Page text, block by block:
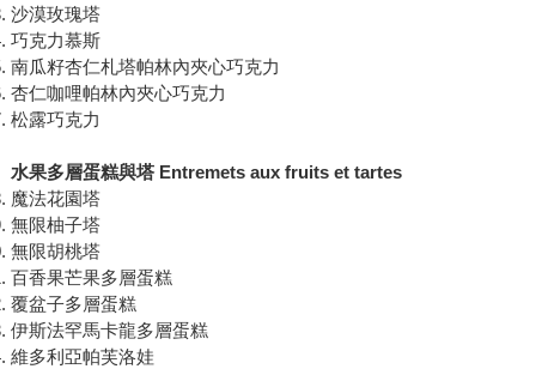
沙漠玫瑰塔
巧克力慕斯
南瓜籽杏仁札塔帕林內夾心巧克力
杏仁咖哩帕林內夾心巧克力
松露巧克力
水果多層蛋糕與塔 Entremets aux fruits et tartes
魔法花園塔
無限柚子塔
無限胡桃塔
百香果芒果多層蛋糕
覆盆子多層蛋糕
伊斯法罕馬卡龍多層蛋糕
維多利亞帕芙洛娃